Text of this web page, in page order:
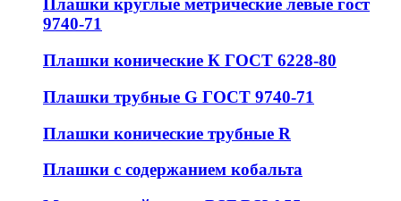
Плашки круглые метрические левые гост
9740-71
Плашки конические К ГОСТ 6228-80
Плашки трубные G ГОСТ 9740-71
Плашки конические трубные R
Плашки с содержанием кобальта